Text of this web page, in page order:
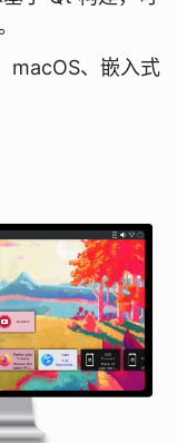
macOS、嵌入式